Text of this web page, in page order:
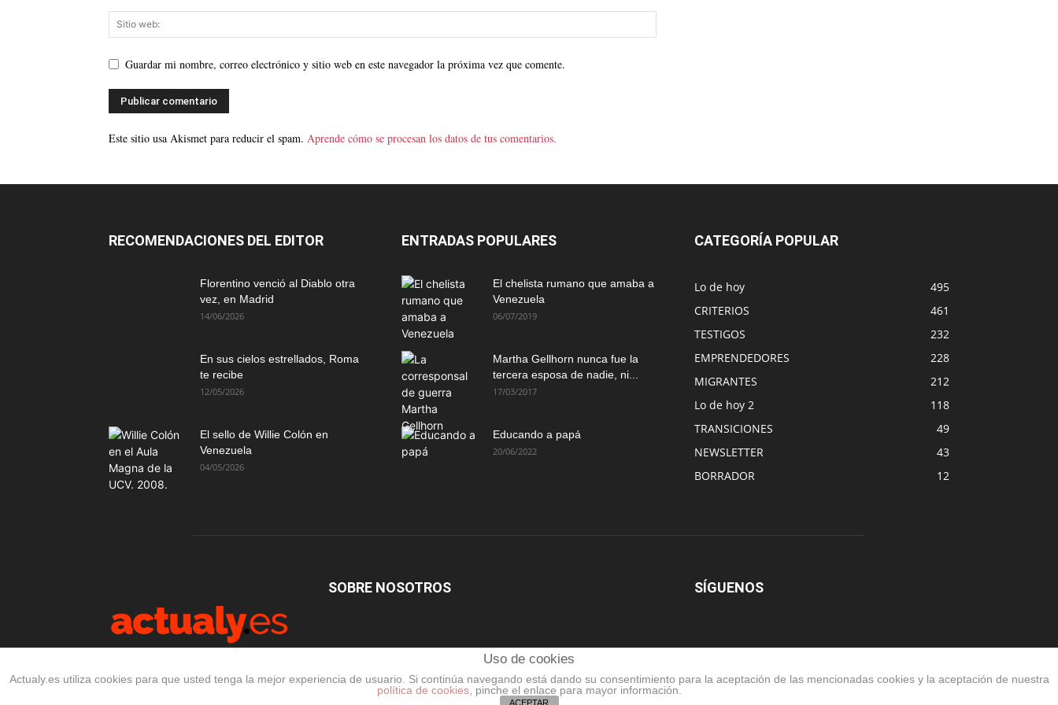
Guardar mi nombre, correo electrónico y sitio web en este navegador la próxima vez que comente.
Este sitio usa Akismet para reducir el spam. Aprende cómo se procesan los datos de tus comentarios.
RECOMENDACIONES DEL EDITOR
Florentino venció al Diablo otra
vez, en Madrid
14/06/2026
En sus cielos estrellados, Roma
te recibe
12/05/2026
El sello de Willie Colón en
Venezuela
04/05/2026
ENTRADAS POPULARES
El chelista rumano que amaba a
Venezuela
06/07/2019
Martha Gellhorn nunca fue la
tercera esposa de nadie, ni...
17/03/2017
Educando a papá
20/06/2022
CATEGORÍA POPULAR
Lo de hoy
495
CRITERIOS
461
TESTIGOS
232
EMPRENDEDORES
228
MIGRANTES
212
Lo de hoy 2
118
TRANSICIONES
49
NEWSLETTER
43
BORRADOR
12
SOBRE NOSOTROS SÍGUENOS
Uso de cookies
Actualy.es utiliza cookies para que usted tenga la mejor experiencia de usuario. Si continúa navegando está dando su consentimiento para la aceptación de las mencionadas cookies y la aceptación de nuestra
política de cookies, pinche el enlace para mayor información.
ACEPTAR